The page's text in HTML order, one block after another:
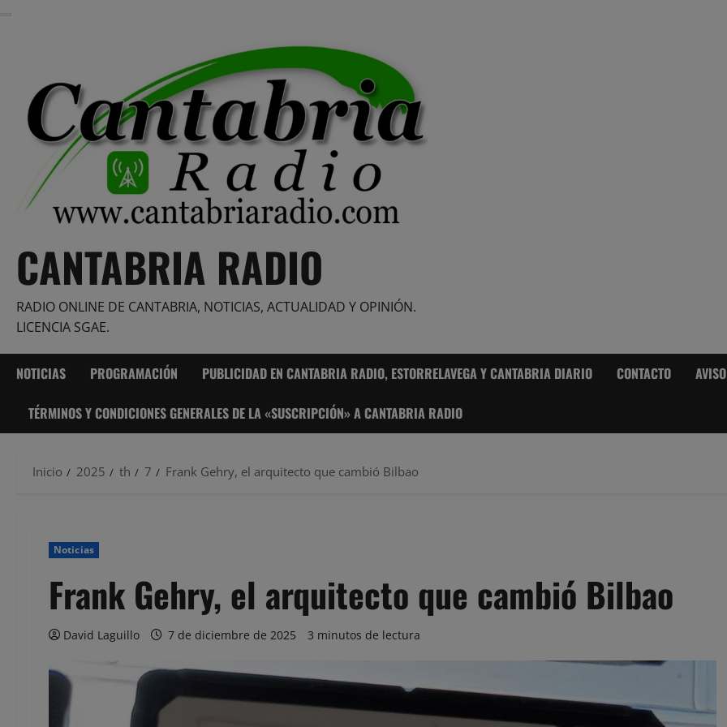
CANTABRIA RADIO
RADIO ONLINE DE CANTABRIA, NOTICIAS, ACTUALIDAD Y OPINIÓN.
LICENCIA SGAE.
NOTICIAS PROGRAMACIÓN PUBLICIDAD EN CANTABRIA RADIO, ESTORRELAVEGA Y CANTABRIA DIARIO CONTACTO
TÉRMINOS Y CONDICIONES GENERALES DE LA «SUSCRIPCIÓN» A CANTABRIA RADIO
Inicio 2025 th 7 Frank Gehry, el arquitecto que cambió Bilbao
Noticias
Frank Gehry, el arquitecto que cambió Bilbao
David Laguillo 7 de diciembre de 2025 3 minutos de lectura